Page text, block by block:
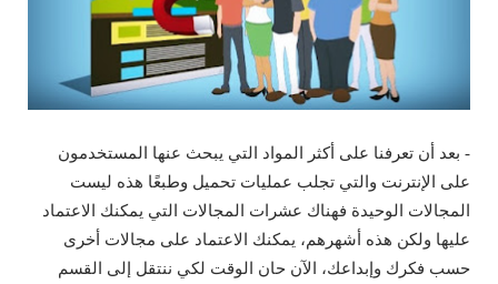
- بعد أن تعرفنا على أكثر المواد التي يبحث عنها المستخدمون
على الإنترنت والتي تجلب عمليات تحميل وطبعًا هذه ليست
المجالات الوحيدة فهناك عشرات المجالات التي يمكنك الاعتماد
عليها ولكن هذه أشهرهم، يمكنك الاعتماد على مجالات أخرى
حسب فكرك وإبداعك، الآن حان الوقت لكي ننتقل إلى القسم